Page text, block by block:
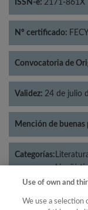
ISSN-e: 2171-861X
Nº certificado:
Convocatoria de
Validez: 24 de julio
Mención de
Categorías:
Use of own and
We use a selection